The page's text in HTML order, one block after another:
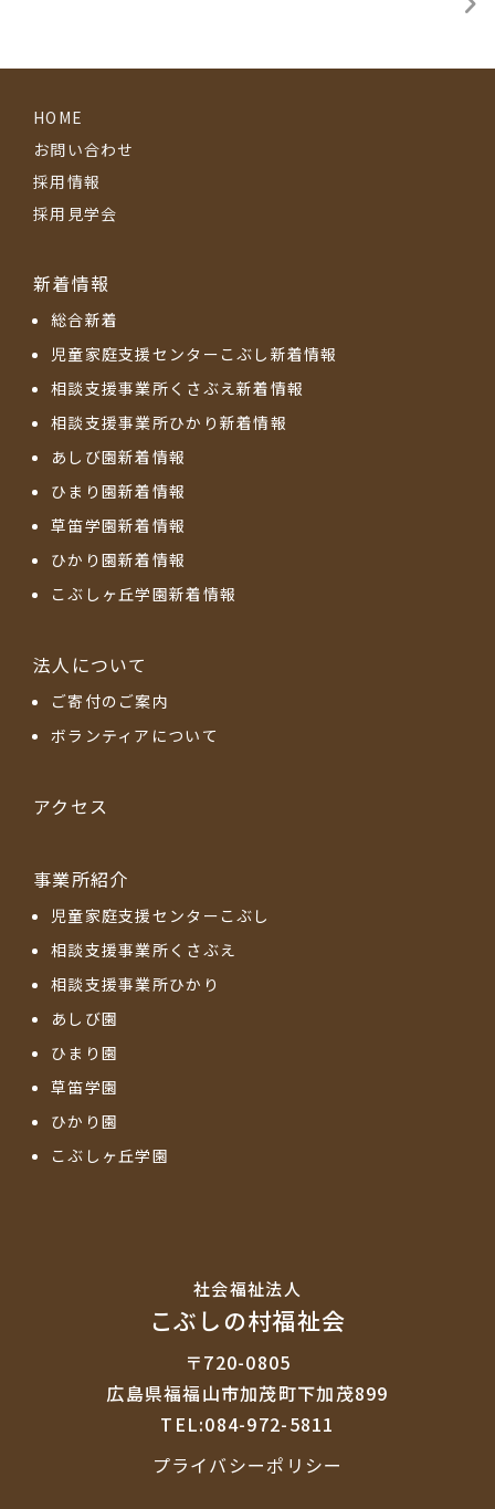
HOME
お問い合わせ
採用情報
採用見学会
新着情報
総合新着
児童家庭支援センターこぶし新着情報
相談支援事業所くさぶえ新着情報
相談支援事業所ひかり新着情報
あしび園新着情報
ひまり園新着情報
草笛学園新着情報
ひかり園新着情報
こぶしヶ丘学園新着情報
法人について
ご寄付のご案内
ボランティアについて
アクセス
事業所紹介
児童家庭支援センターこぶし
相談支援事業所くさぶえ
相談支援事業所ひかり
あしび園
ひまり園
草笛学園
ひかり園
こぶしヶ丘学園
社会福祉法⼈
こぶしの村福祉会
〒720-0805
広島県福福山市加茂町下加茂899
TEL:084-972-5811
プライバシーポリシー